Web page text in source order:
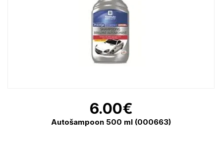
6.00€
Autošampoon 500 ml (000663)